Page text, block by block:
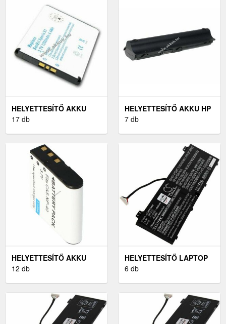
HELYETTESÍTŐ AKKU
SONY-ERICSSON XPERIA
17 db
HELYETTESÍTŐ AKKU HP
TÍPUS 593554-001
7 db
HELYETTESÍTŐ AKKU
CASIO EXILIM ZOOM EX-
12 db
HELYETTESÍTŐ LAPTOP
AKKU ACER PT314-51S-
6 db